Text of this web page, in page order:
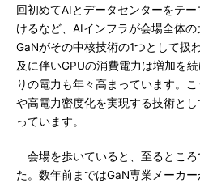
回初めてAIとデータセンターをテ
けるなど、AIインフラが会場全体の
GaNがその中核技術の1つとして扱
及に伴いGPUの消費電力は増加を
りの電力も年々高まっています。
や高電力密度化を実現する技術と
っています。
会場を歩いていると、至るところ
た。数年前まではGaN専業メーカ